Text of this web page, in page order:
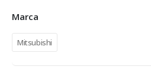
Marca
Mitsubishi